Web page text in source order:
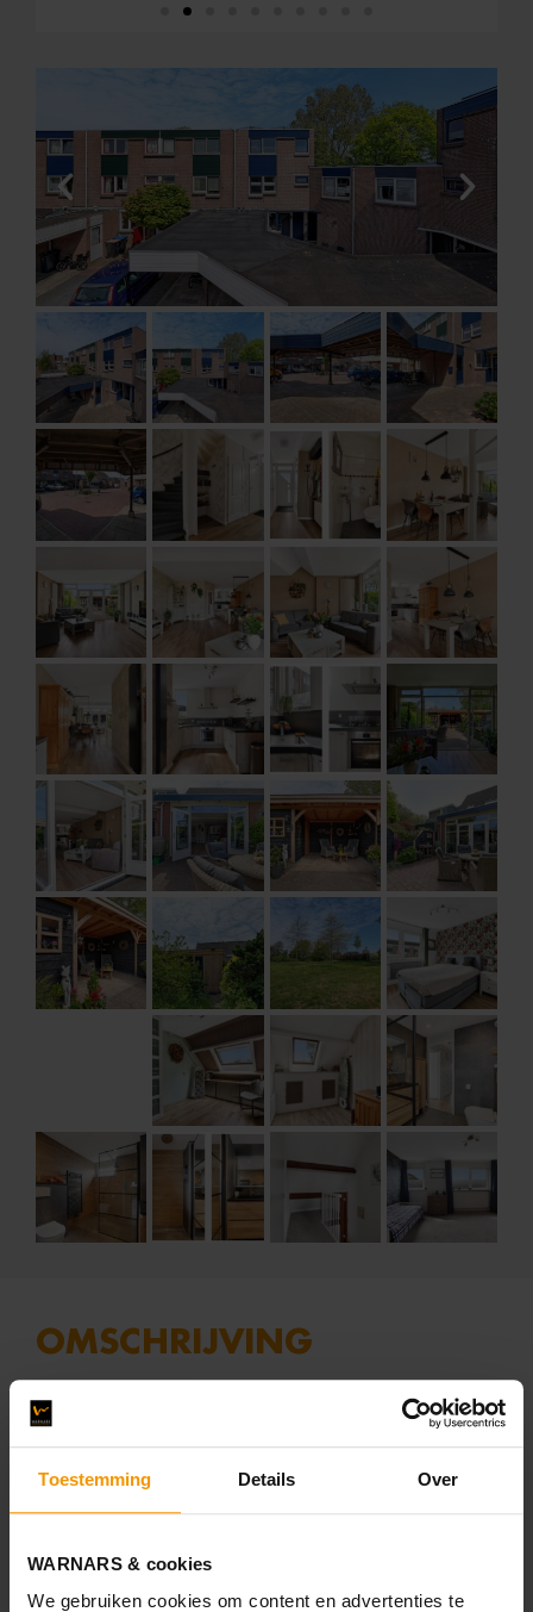
Toestemming Details Over
WARNARS & cookies
We gebruiken cookies om content en advertenties te
OMSCHRIJVING
Wauw!! Instapklare woning met 4 slaapkamers en carport.
stenen berging. Entree van de woning waarbij de hal